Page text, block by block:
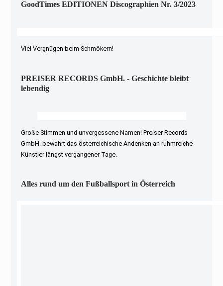
GoodTimes EDITIONEN Discographien Nr. 3/2023
Viel Vergnügen beim Schmökern!
PREISER RECORDS GmbH. - Geschichte bleibt
lebendig
Große Stimmen und unvergessene Namen! Preiser Records
GmbH. bewahrt das österreichische Andenken an ruhmreiche
Künstler längst vergangener Tage.
Alles rund um den Fußballsport in Österreich